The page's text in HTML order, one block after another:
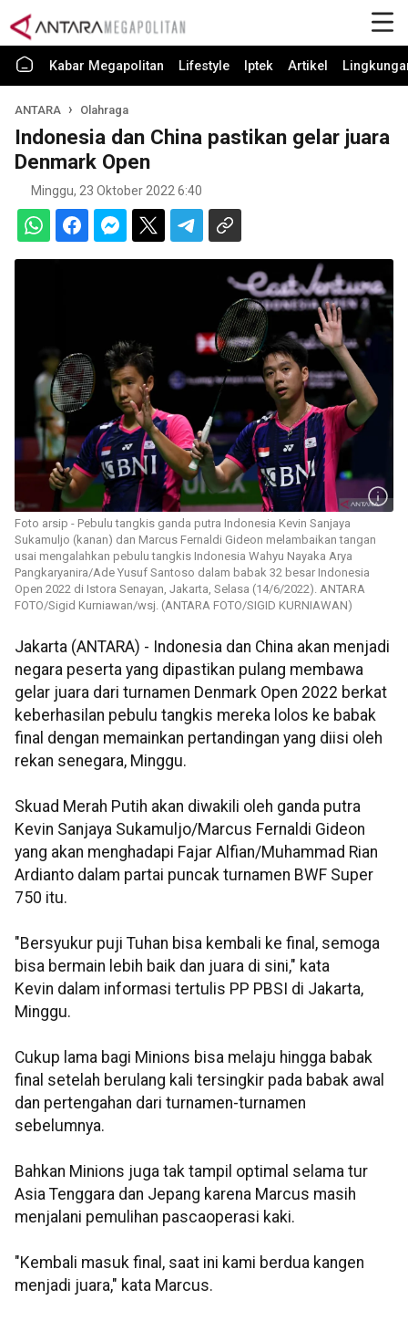
Kabar Megapolitan Lifestyle Iptek Artikel
ANTARA Olahraga
Indonesia dan China pastikan gelar juara
Denmark Open
Minggu, 23 Oktober 2022 6:40
Foto arsip - Pebulu tangkis ganda putra Indonesia Kevin Sanjaya
Sukamuljo (kanan) dan Marcus Fernaldi Gideon melambaikan tangan
usai mengalahkan pebulu tangkis Indonesia Wahyu Nayaka Arya
Pangkaryanira/Ade Yusuf Santoso dalam babak 32 besar Indonesia
Open 2022 di Istora Senayan, Jakarta, Selasa (14/6/2022). ANTARA
FOTO/Sigid Kurniawan/wsj. (ANTARA FOTO/SIGID KURNIAWAN)
Jakarta (ANTARA) - Indonesia dan China akan menjadi
negara peserta yang dipastikan pulang membawa
gelar juara dari turnamen Denmark Open 2022 berkat
keberhasilan pebulu tangkis mereka lolos ke babak
final dengan memainkan pertandingan yang diisi oleh
rekan senegara, Minggu.
Skuad Merah Putih akan diwakili oleh ganda putra
Kevin Sanjaya Sukamuljo/Marcus Fernaldi Gideon
yang akan menghadapi Fajar Alfian/Muhammad Rian
Ardianto dalam partai puncak turnamen BWF Super
750 itu.
"Bersyukur puji Tuhan bisa kembali ke final, semoga
bisa bermain lebih baik dan juara di sini," kata
Kevin dalam informasi tertulis PP PBSI di Jakarta,
Minggu.
Cukup lama bagi Minions bisa melaju hingga babak
final setelah berulang kali tersingkir pada babak awal
dan pertengahan dari turnamen-turnamen
sebelumnya.
Bahkan Minions juga tak tampil optimal selama tur
Asia Tenggara dan Jepang karena Marcus masih
menjalani pemulihan pascaoperasi kaki.
"Kembali masuk final, saat ini kami berdua kangen
menjadi juara," kata Marcus.